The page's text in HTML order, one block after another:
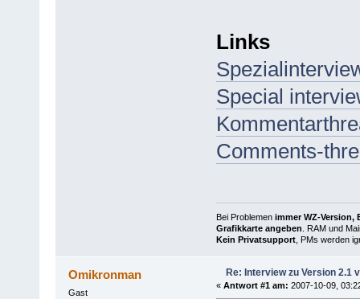
Links
Special
Comments-
Bei Problemen immer WZ-Version,
Grafikkarte angeben . RAM und
Kein Privatsupport, PMs werden
Omikronman
Gast
Re: Interview zu Version 2.1
« Antwort #1 am: 2007-10-09,